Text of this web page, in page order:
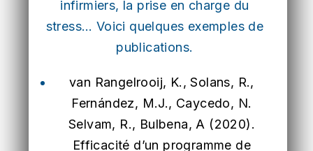
infirmiers, la prise en charge du
stress… Voici quelques exemples de
publications.
van Rangelrooij, K., Solans, R.,
Fernández, M.J., Caycedo, N.
Selvam, R., Bulbena, A (2020).
Efficacité d’un programme de